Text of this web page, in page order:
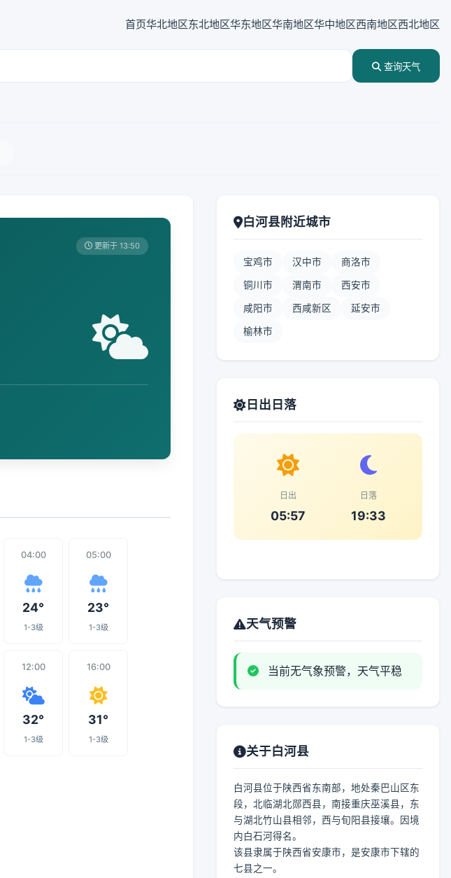
首页华北地区东北地区华东地区华南地区华中地区西南地区西北地区
查询天气
更新于 13:50
04:00
24°
1-3级
05:00
23°
1-3级
12:00
32°
1-3级
16:00
31°
1-3级
白河县附近城市
宝鸡市 汉中市 商洛市
铜川市 渭南市 西安市
咸阳市 西咸新区 延安市
榆林市
日出日落
日出
05:57
日落
19:33
天气预警
当前无气象预警，天气平稳
关于白河县
白河县位于陕西省东南部，地处秦巴山区东
段，北临湖北郧西县，南接重庆巫溪县，东
与湖北竹山县相邻，西与旬阳县接壤。因境
内白石河得名。
该县隶属于陕西省安康市，是安康市下辖的
七县之一。